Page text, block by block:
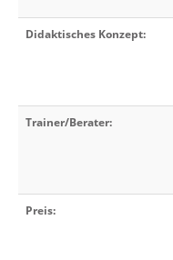
Didaktisches Konzept:
Trainer/Berater:
Preis: